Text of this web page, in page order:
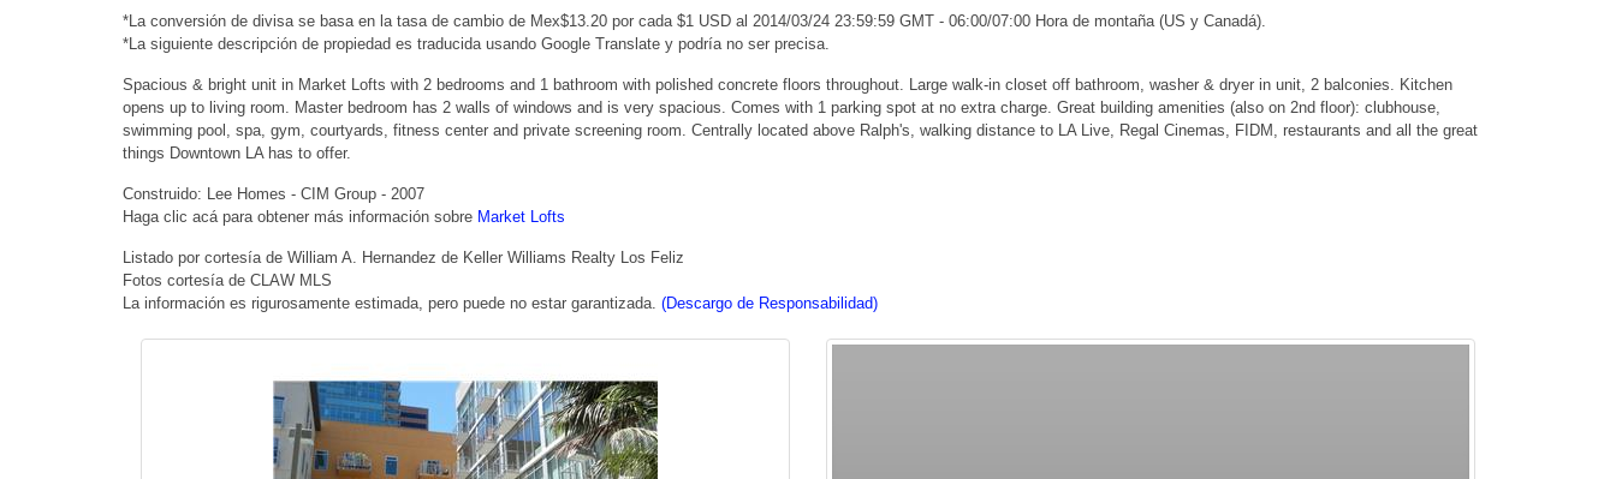
*La conversión de divisa se basa en la tasa de cambio de Mex$13.20 por cada $1 USD al 2014/03/24 23:59:59 GMT - 06:00/07:00 Hora de montaña (US y Canadá).
*La siguiente descripción de propiedad es traducida usando Google Translate y podría no ser precisa.
Spacious & bright unit in Market Lofts with 2 bedrooms and 1 bathroom with polished concrete floors throughout. Large walk-in closet off bathroom, washer & dryer in unit, 2 balconies. Kitchen
opens up to living room. Master bedroom has 2 walls of windows and is very spacious. Comes with 1 parking spot at no extra charge. Great building amenities (also on 2nd floor): clubhouse,
swimming pool, spa, gym, courtyards, fitness center and private screening room. Centrally located above Ralph's, walking distance to LA Live, Regal Cinemas, FIDM, restaurants and all the great
things Downtown LA has to offer.
Construido: Lee Homes - CIM Group - 2007
Haga clic acá para obtener más información sobre Market Lofts
Listado por cortesía de William A. Hernandez de Keller Williams Realty Los Feliz
Fotos cortesía de CLAW MLS
La información es rigurosamente estimada, pero puede no estar garantizada. (Descargo de Responsabilidad)